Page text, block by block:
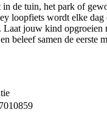
in de tuin, het park of
loopfiets wordt elke dag
Laat jouw kind opgroeien
beleef samen de eerste